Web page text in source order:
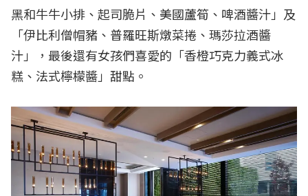
黑和牛牛小排、起司脆片、美國蘆筍、啤酒醬汁」及
「伊比利僧帽豬、普羅旺斯燉菜捲、瑪莎拉酒醬
汁」，最後還有女孩們喜愛的「香橙巧克力義式冰
糕、法式檸檬醬」甜點。